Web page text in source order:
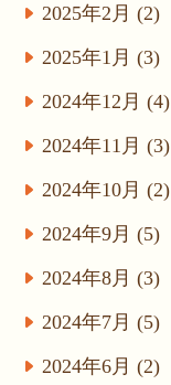
2025年2月 (2)
2025年1月 (3)
2024年12月 (4)
2024年11月 (3)
2024年10月 (2)
2024年9月 (5)
2024年8月 (3)
2024年7月 (5)
2024年6月 (2)